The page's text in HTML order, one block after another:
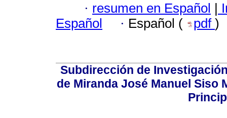
· resumen en Español |
Español
· Español ( pdf )
Subdirección de
de Miranda José Manuel Siso